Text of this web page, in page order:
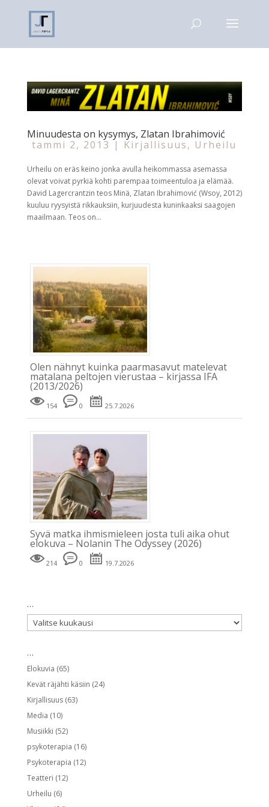
Minuudesta on kysymys, Zlatan Ibrahimović
tammi 2, 2013 | Kirjallisuus, Urheilu
Urheilu on eräs keino jonka avulla heikommassa asemassa
olevat voivat pyrkiä kohti parempaa toimeentuloa ja elämää.
David Lagercrantzin teos Minä, Zlatan Ibrahimović (Wsoy, 2012)
kuuluu ryysyistä rikkauksiin, kurjuudesta kuninkaaksi saagojen
maailmaan. Teos on...
Olen nähnyt kuinka paarmasavut matelevat
matalana peltojen vierustaa – kirjassa IFA
(2013/2026)
154 0 25.7.2026
Syvä matka ihmismieleen josta tuli aika ohut
elokuva – Nolanin The Odyssey (2026)
214 0 19.7.2026
…
…
Elokuvia (65)
Kevät räjähti käsiin (24)
Kirjallisuus(63)
Media (10)
Musiikki (52)
psykoterapia (16)
Psykoterapia (12)
Teatteri (12)
Urheilu (6)